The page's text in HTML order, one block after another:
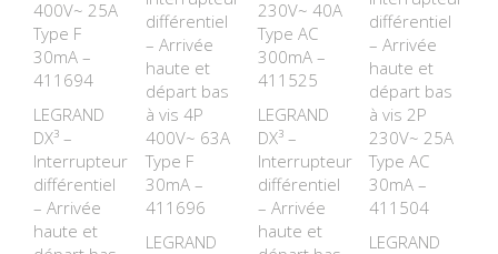
400V~ 25A
Type F
30mA –
411694
LEGRAND
DX³ –
Interrupteur
différentiel
– Arrivée
haute et
différentiel
– Arrivée
haute et
départ bas
à vis 4P
400V~ 63A
Type F
30mA –
411696
LEGRAND
230V~ 40A
Type AC
300mA –
411525
LEGRAND
DX³ –
Interrupteur
différentiel
– Arrivée
haute et
différentiel
– Arrivée
haute et
départ bas
à vis 2P
230V~ 25A
Type AC
30mA –
411504
LEGRAND